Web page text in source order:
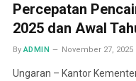
Percepatan
2025 dan Awal
By ADMIN November 27, 2025
Ungaran – Kantor